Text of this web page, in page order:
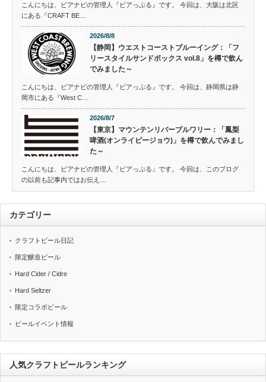
こんにちは、ビアナビの管理人『ビアっぷる』です。 今回は、大阪は北区
にある『CRAFT BE…
2026/8/8
【静岡】ウエストコーストブルーイング：「フ
リースタイルサンドボックス vol.8」を樽で飲ん
でみました～
こんにちは、ビアナビの管理人『ビアっぷる』です。 今回は、静岡県は静
岡市にある『West C…
2026/8/7
【東京】マウンテンリバーブルワリー：「鳳梨
啤酒(オンライピージョウ)」を樽で飲んでみまし
た～
こんにちは、ビアナビの管理人『ビアっぷる』です。 今回は、このブログ
の以前も記事内ではお伝え…
カテゴリー
クラフトビール日記
限定醸造ビール
Hard Cider / Cidre
Hard Seltzer
限定コラボビール
ビールイベント情報
人気クラフトビールランキング